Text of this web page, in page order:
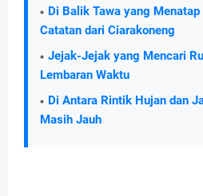
Di Balik Tawa yang
Catatan dari Ciarakoneng
Jejak-Jejak yang Mencari
Lembaran Waktu
Di Antara Rintik Hujan dan
Masih Jauh